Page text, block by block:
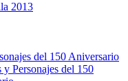
2013
del 150 Aniversario
y Personajes del 150